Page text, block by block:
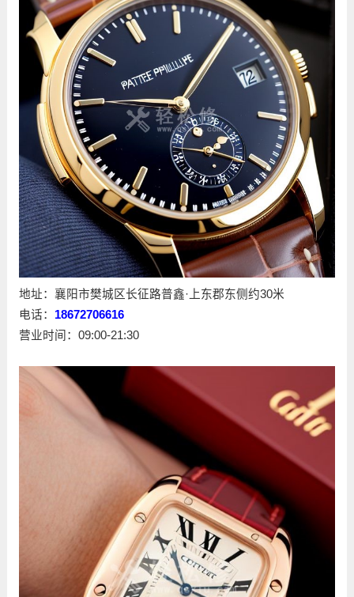
地址：襄阳市樊城区长征路普鑫·上东郡东侧约30米
电话： 18672706616
营业时间：09:00-21:30